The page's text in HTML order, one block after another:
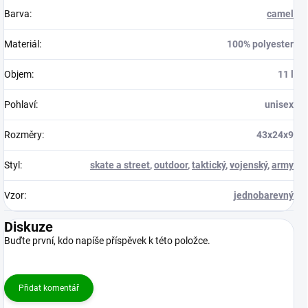
Barva: camel
Materiál : 100% polyester
Objem: 11 l
Pohlaví: unisex
Rozměry: 43x24x9
Styl : skate a street,outdoor,taktický,vojenský,army
Vzor: jednobarevný
Diskuze
Buďte první, kdo napíše příspěvek k této položce.
Přidat komentář